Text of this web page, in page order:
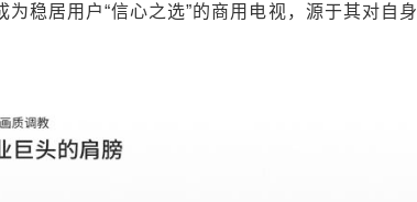
稳居用户“信心之选”的商用电视，源于其对自身